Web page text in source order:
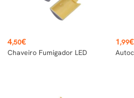
Preço
4,50€
Chaveiro Fumigador LED
Preço
1,99€